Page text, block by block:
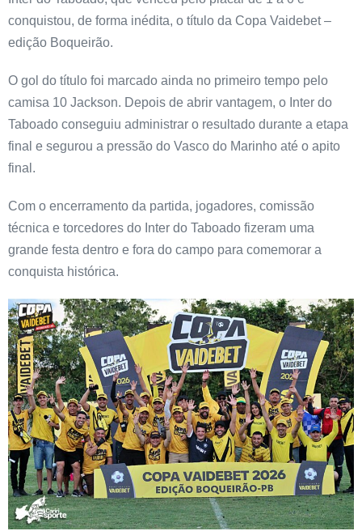
conquistou, de forma inédita, o título da Copa Vaidebet –
edição Boqueirão.
O gol do título foi marcado ainda no primeiro tempo pelo
camisa 10 Jackson. Depois de abrir vantagem, o Inter do
Taboado conseguiu administrar o resultado durante a etapa
final e segurou a pressão do Vasco do Marinho até o apito
final.
Com o encerramento da partida, jogadores, comissão
técnica e torcedores do Inter do Taboado fizeram uma
grande festa dentro e fora do campo para comemorar a
conquista histórica.